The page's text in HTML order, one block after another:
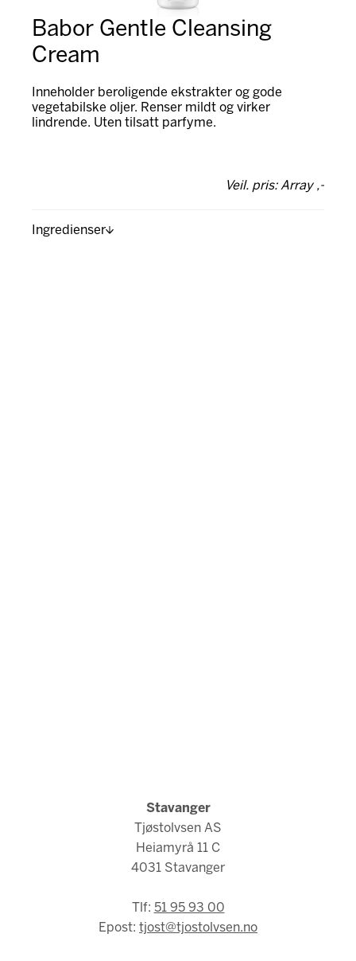
Babor Gentle Cleansing
Cream
Inneholder beroligende ekstrakter og gode
vegetabilske oljer. Renser mildt og virker
lindrende. Uten tilsatt parfyme.
Veil. pris: Array ,-
Ingredienser
Stavanger
Tjøstolvsen AS
Heiamyrå 11 C
4031 Stavanger
Tlf: 51 95 93 00
Epost: tjost@tjostolvsen.no